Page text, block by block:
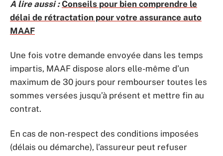
A lire aussi : Conseils pour bien comprendre le
délai de rétractation pour votre assurance auto
MAAF
Une fois votre demande envoyée dans les temps
impartis, MAAF dispose alors elle-même d’un
maximum de 30 jours pour rembourser toutes les
sommes versées jusqu’à présent et mettre fin au
contrat.
En cas de non-respect des conditions imposées
(délais ou démarche), l’assureur peut refuser